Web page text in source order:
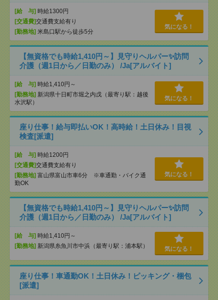
[給 与] 時給1300円
[交通費]交通費支給有り
[勤務地] 米島口駅から徒歩5分
気になる！
【無資格でも時給1,410円～】見守りヘルパー✨訪問
介護（週1日から／日勤のみ） /Ja[アルバイト]
[給 与] 時給1,410円～
[勤務地] 新潟県十日町市堀之内戊（最寄り駅：越後
水沢駅）
気になる！
座り仕事！給与即払いOK！高時給！土日休み！目視
検査[派遣]
[給 与] 時給1200円
[交通費]交通費支給有り
[勤務地] 富山県富山市車6分 ※車通勤・バイク通
勤OK
気になる！
【無資格でも時給1,410円～】見守りヘルパー✨訪問
介護（週1日から／日勤のみ） /Ja[アルバイト]
[給 与] 時給1,410円～
[勤務地] 新潟県糸魚川市中浜（最寄り駅：浦本駅） 気になる！
座り仕事！車通勤OK！土日休み！ピッキング・梱包
[派遣]